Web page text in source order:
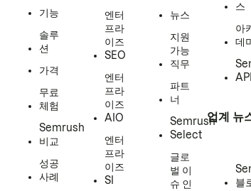
기능
솔루
션
가격
무료
체험
Semrush
비교
성공
사례
엔터
프라
이즈
SEO
엔터
프라
이즈
AIO
엔터
프라
이즈
SI
뉴스
지원
가능
직무
파트
너
Semrush
Select
글로
벌 이
슈 인
스
아
데
업계 뉴
블